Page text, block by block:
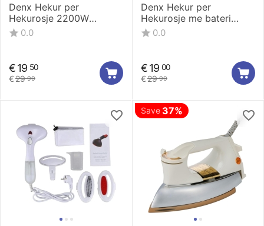
Denx Hekur per
Hekurosje 2200W
DX3010
0.0
€29 90
€19 50
Denx Hekur per
Hekurosje me bateri
DX3012
0.0
€29 90
€19 00
Save 37%